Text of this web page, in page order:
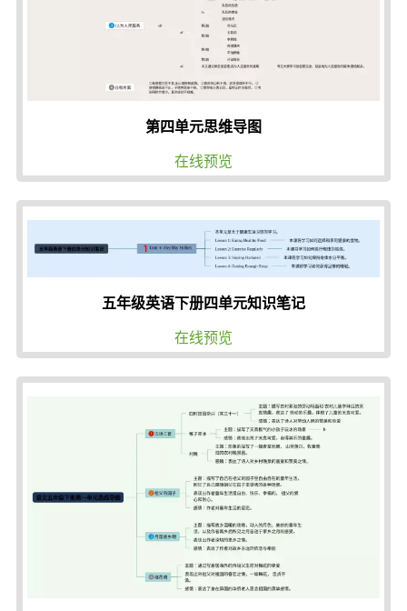
第四单元思维导图
在线预览
五年级英语下册四单元知识笔记
在线预览